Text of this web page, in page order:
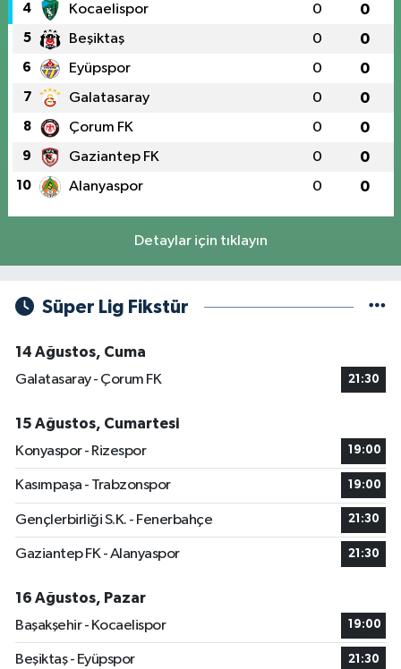
4 Kocaelispor 0 0
5 Beşiktaş 0 0
6 Eyüpspor 0 0
7 Galatasaray 0 0
8 Çorum FK 0 0
9 Gaziantep FK 0 0
10 Alanyaspor 0 0
Detaylar için tıklayın
Süper Lig Fikstür
14 Ağustos, Cuma
Galatasaray - Çorum FK
21:30
15 Ağustos, Cumartesi
Konyaspor - Rizespor
19:00
Kasımpaşa - Trabzonspor 19:00
Gençlerbirliği S.K. - Fenerbahçe 21:30
Gaziantep FK - Alanyaspor 21:30
16 Ağustos, Pazar
Başakşehir - Kocaelispor
19:00
Beşiktaş - Eyüpspor 21:30